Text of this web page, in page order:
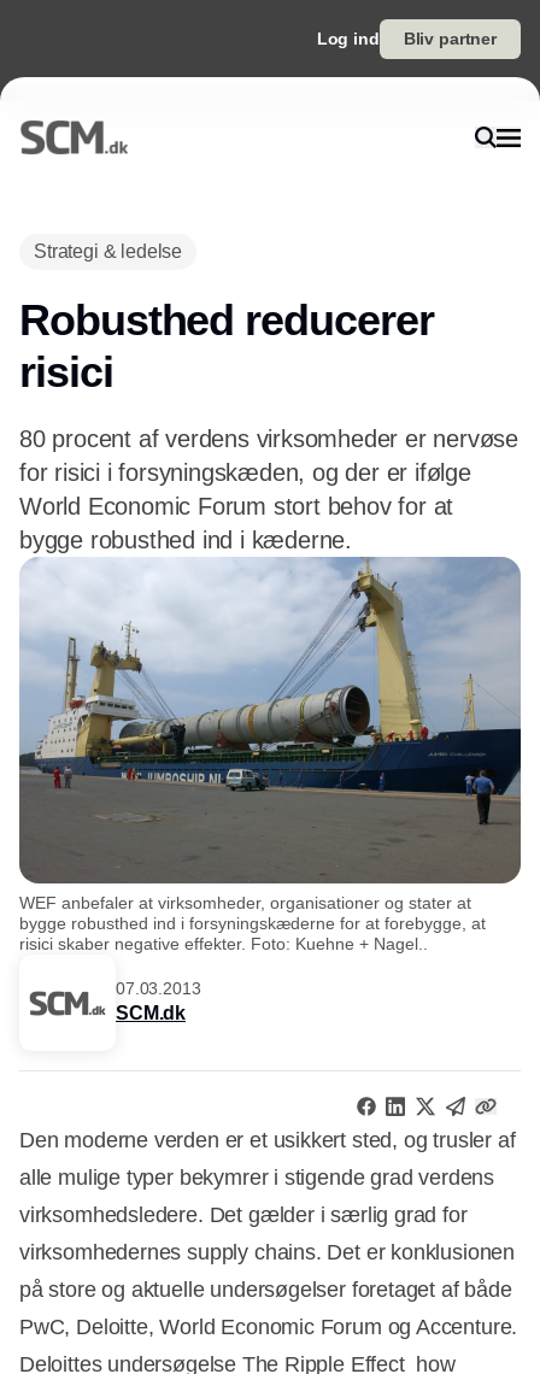
Log ind Bliv partner
Strategi & ledelse
Robusthed reducerer
risici
80 procent af verdens virksomheder er nervøse
for risici i forsyningskæden, og der er ifølge
World Economic Forum stort behov for at
bygge robusthed ind i kæderne.
WEF anbefaler at virksomheder, organisationer og stater at
bygge robusthed ind i forsyningskæderne for at forebygge, at
risici skaber negative effekter. Foto: Kuehne + Nagel..
07.03.2013
SCM.dk
Den moderne verden er et usikkert sted, og trusler af
alle mulige typer bekymrer i stigende grad verdens
virksomhedsledere. Det gælder i særlig grad for
virksomhedernes supply chains. Det er konklusionen
på store og aktuelle undersøgelser foretaget af både
PwC, Deloitte, World Economic Forum og Accenture.
Deloittes undersøgelse The Ripple Effect  how